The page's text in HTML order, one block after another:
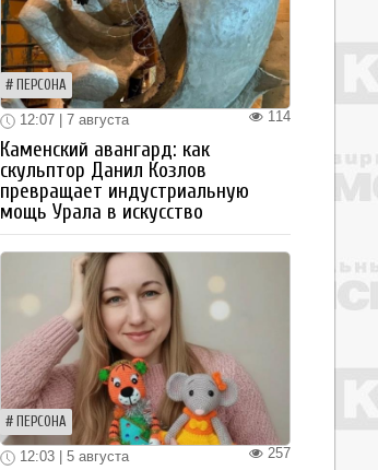
ПЕРСОНА
114
12:07 | 7 августа
Каменский авангард: как
скульптор Данил Козлов
превращает индустриальную
мощь Урала в искусство
ПЕРСОНА
257
12:03 | 5 августа